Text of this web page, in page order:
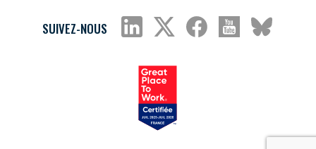
SUIVEZ-NOUS